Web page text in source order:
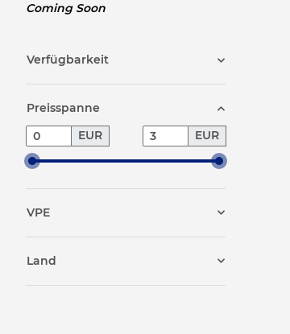
Coming Soon
Verfügbarkeit
Preisspanne
EUR
EUR
VPE
Land